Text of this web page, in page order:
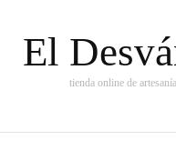
El
tienda online de